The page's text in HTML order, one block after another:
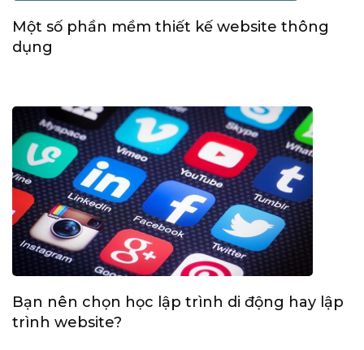
Một số phần mềm thiết kế website thông
dụng
Bạn nên chọn học lập trình di động hay lập
trình website?